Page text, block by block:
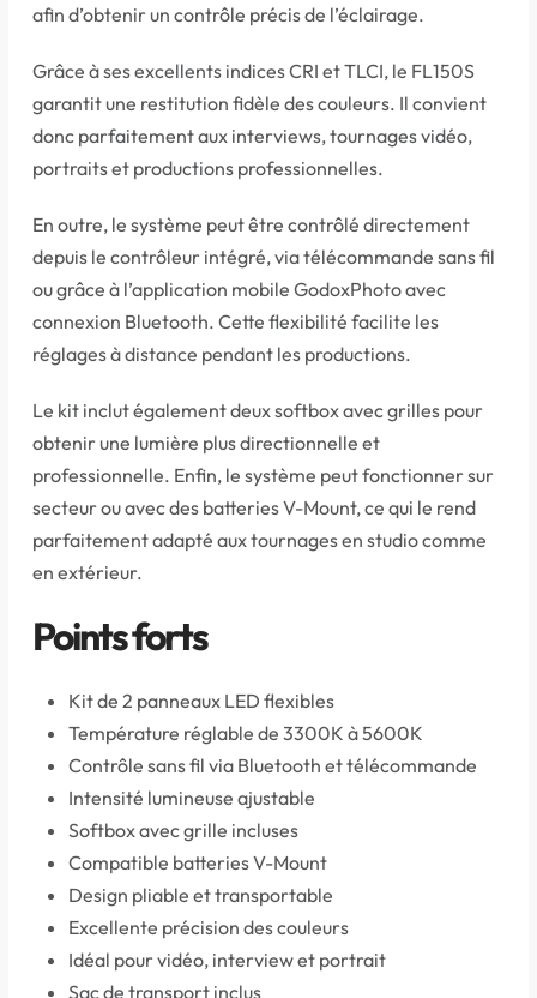
afin d’obtenir un contrôle précis de l’éclairage.
Grâce à ses excellents indices CRI et TLCI, le FL150S
garantit une restitution fidèle des couleurs. Il convient
donc parfaitement aux interviews, tournages vidéo,
portraits et productions professionnelles.
En outre, le système peut être contrôlé directement
depuis le contrôleur intégré, via télécommande sans fil
ou grâce à l’application mobile GodoxPhoto avec
connexion Bluetooth. Cette flexibilité facilite les
réglages à distance pendant les productions.
Le kit inclut également deux softbox avec grilles pour
obtenir une lumière plus directionnelle et
professionnelle. Enfin, le système peut fonctionner sur
secteur ou avec des batteries V-Mount, ce qui le rend
parfaitement adapté aux tournages en studio comme
en extérieur.
Points forts
Kit de 2 panneaux LED flexibles
Température réglable de 3300K à 5600K
Contrôle sans fil via Bluetooth et télécommande
Intensité lumineuse ajustable
Softbox avec grille incluses
Compatible batteries V-Mount
Design pliable et transportable
Excellente précision des couleurs
Idéal pour vidéo, interview et portrait
Sac de transport inclus